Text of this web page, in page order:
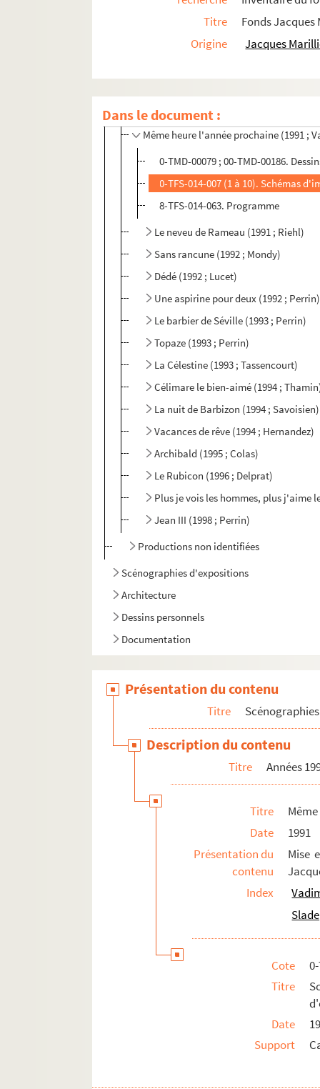
Titre
Fonds
Origine
Jacques
Dans le document :
Les fourberies de Scapin (1990 ;
Les précieuses ridicules (1990 ;
Un diable dans le bénitier (1990)
Même heure l'année prochaine (1991 ;
0-TMD-00079 ; 00-TMD-00186.
0-TFS-014-007 (1 à 10). Schémas
8-TFS-014-063. Programme
Le neveu de Rameau (1991 ; Riehl)
Sans rancune (1992 ; Mondy)
Dédé (1992 ; Lucet)
Une aspirine pour deux (1992 ; Perrin)
Le barbier de Séville (1993 ; Perrin)
Topaze (1993 ; Perrin)
La Célestine (1993 ; Tassencourt)
Célimare le bien-aimé (1994 ;
La nuit de Barbizon (1994 ; Savoisien)
Vacances de rêve (1994 ; Hernandez)
Archibald (1995 ; Colas)
Le Rubicon (1996 ; Delprat)
Plus je vois les hommes, plus j'aime
Jean III (1998 ; Perrin)
Productions non identifiées
Scénographies d'expositions
Architecture
Dessins personnels
Documentation
Présentation du contenu
Titre
Description du contenu
Titre Années
Titre
Date
1991
Présentation du
contenu
Mise
Index
Cote
Titre
Date
Support